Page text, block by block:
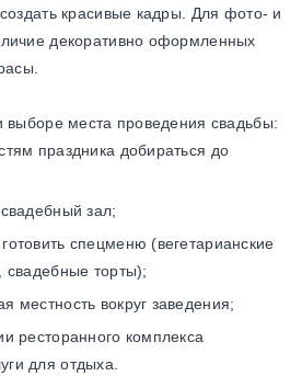
красивые кадры. Для фото- и
декоративно оформленных
выборе места проведения свадьбы:
праздника добираться до
зал;
спецменю (вегетарианские
свадебные торты);
местность вокруг заведения;
ресторанного комплекса
для отдыха.